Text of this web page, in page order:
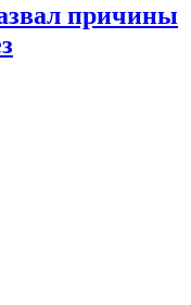
причины